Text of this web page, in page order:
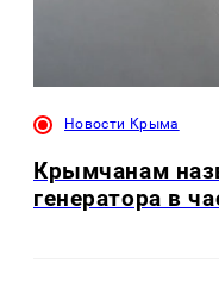
Новости Крыма
Крымчанам
генератора в